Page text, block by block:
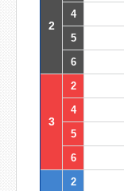
2
4
5
6
3
2
4
5
6
2